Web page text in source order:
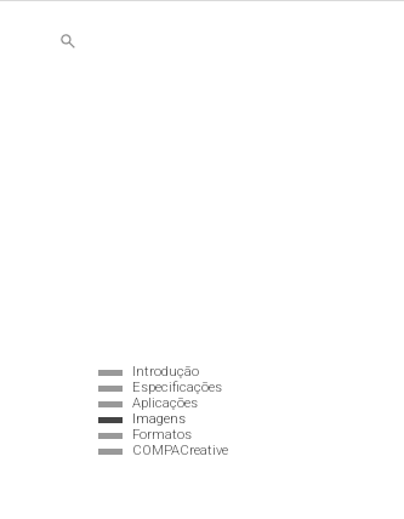
Introdução
Especificações
Aplicações
Imagens
Formatos
COMPACreative